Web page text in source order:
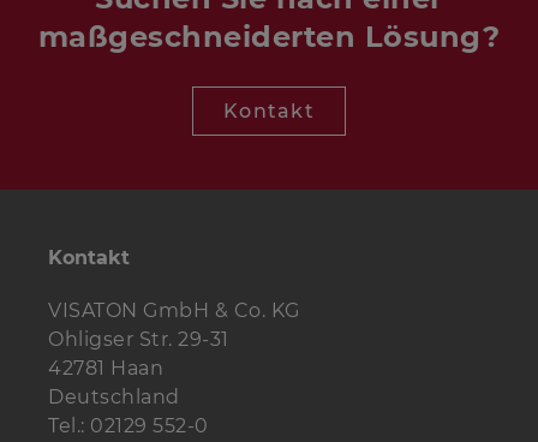
maßgeschneiderten Lösung?
Kontakt
Kontakt
VISATON GmbH & Co. KG
Ohligser Str. 29-31
42781 Haan
Deutschland
Tel.: 02129 552-0